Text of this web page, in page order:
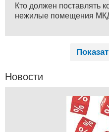
Кто должен поставлять
нежилые помещения
Новости